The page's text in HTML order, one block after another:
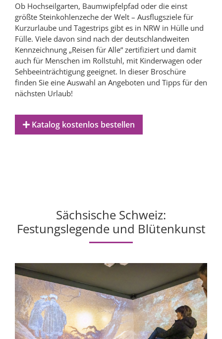
Ob Hochseilgarten, Baumwipfelpfad oder die einst
größte Steinkohlenzeche der Welt – Ausflugsziele für
Kurzurlaube und Tagestrips gibt es in NRW in Hülle und
Fülle. Viele davon sind nach der deutschlandweiten
Kennzeichnung „Reisen für Alle“ zertifiziert und damit
auch für Menschen im Rollstuhl, mit Kinderwagen oder
Sehbeeinträchtigung geeignet. In dieser Broschüre
finden Sie eine Auswahl an Angeboten und Tipps für den
nächsten Urlaub!
Katalog kostenlos bestellen
Sächsische Schweiz:
Festungslegende und Blütenkunst